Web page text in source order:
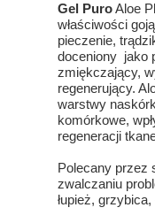
Gel PuroAloe
właściwości
pieczenie,
doceniony jako
zmiękczający,
regenerujący.
warstwy
komórkowe,
regeneracji
Polecany przez
zwalczaniu
łupież,